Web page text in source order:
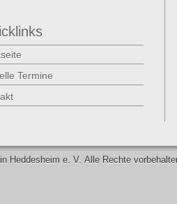
Termine
Heddesheim e. V. Alle Rechte